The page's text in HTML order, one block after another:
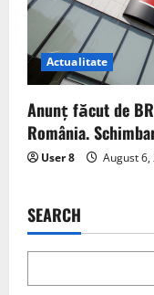
Actualitate
Anunț făcut de
România.
User 8 August 6,
SEARCH